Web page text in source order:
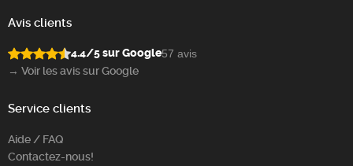
Avis clients
4.4/5 sur Google57 avis
→ Voir les avis sur Google
Service clients
Aide / FAQ
Contactez-nous!